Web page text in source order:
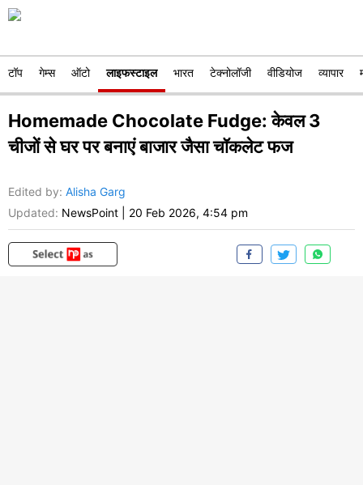
टॉप गेम्स ऑटो लाइफस्टाइल भारत टेक्नोलॉजी वीडियोज व्यापार
Homemade Chocolate Fudge: केवल 3
चीजों से घर पर बनाएं बाजार जैसा चॉकलेट फज
Edited by: Alisha Garg
Updated: NewsPoint 20 Feb 2026, 4:54 pm